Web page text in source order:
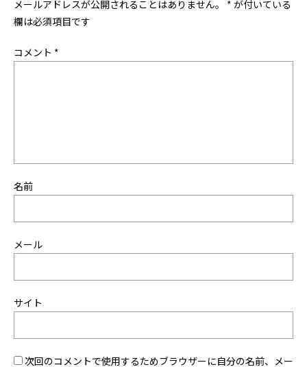
メールアドレスが公開されることはありません。 * が付いている
欄は必須項目です
コメント *
名前
メール
サイト
次回のコメントで使用するためブラウザーに自分の名前、メー